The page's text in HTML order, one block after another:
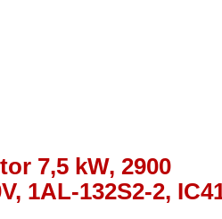
7,5 kW, 2900
1AL-132S2-2,